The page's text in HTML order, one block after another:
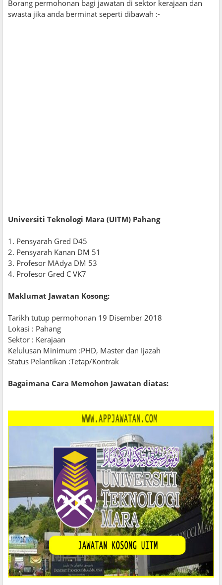
Borang permohonan bagi jawatan di sektor kerajaan dan
swasta jika anda berminat seperti dibawah :-
Universiti Teknologi Mara (UITM) Pahang
1. Pensyarah Gred D45
2. Pensyarah Kanan DM 51
3. Profesor MAdya DM 53
4. Profesor Gred C VK7
Maklumat Jawatan Kosong:
Tarikh tutup permohonan 19 Disember 2018
Lokasi : Pahang
Sektor : Kerajaan
Kelulusan Minimum :PHD, Master dan Ijazah
Status Pelantikan :Tetap/Kontrak
Bagaimana Cara Memohon Jawatan diatas: